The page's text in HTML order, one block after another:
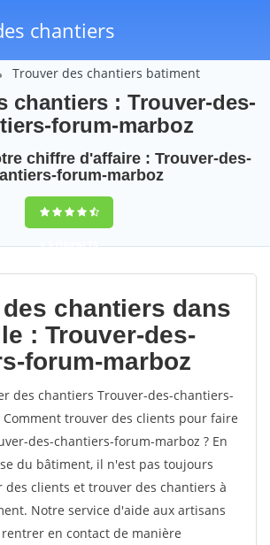
chantiers
Trouver des chantiers batiment
chantiers : Trouver-des-
forum-marboz
chiffre d'affaire : Trouver-des-
forum-marboz
9,5(100%)73
votes
chantiers dans
: Trouver-des-
forum-marboz
des chantiers Trouver-des-chantiers-
trouver des clients pour faire
des-chantiers-forum-marboz ? En
du bâtiment, il n'est pas toujours
des clients et trouver des chantiers à
Notre service d'aide aux artisans
en contact de manière